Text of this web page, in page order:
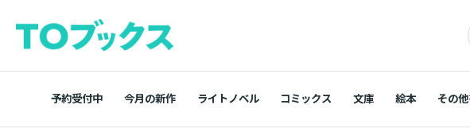
予約受付中 今月の新作 ライトノベル コミックス 文庫 絵本 その